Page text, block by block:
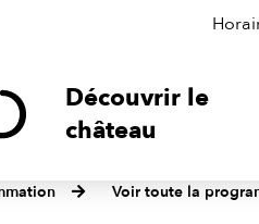
Découvrir le
château
Voir toute la